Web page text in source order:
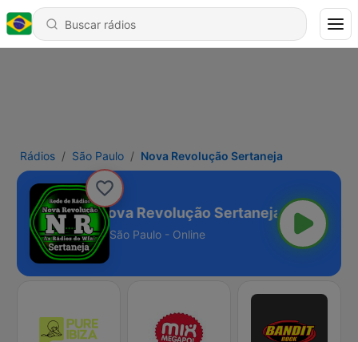
Rádios São Paulo Nova Revolução Sertaneja
Nova Revolução Sertaneja
São Paulo - Online